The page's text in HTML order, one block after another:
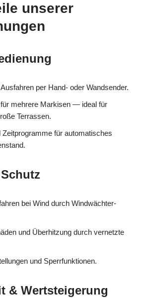
unserer
per Hand- oder Wandsender.
mehrere Markisen — ideal für
Terrassen.
Zeitprogramme für automatisches
bei Wind durch Windwächter-
und Überhitzung durch vernetzte
und Sperrfunktionen.
& Wertsteigerung